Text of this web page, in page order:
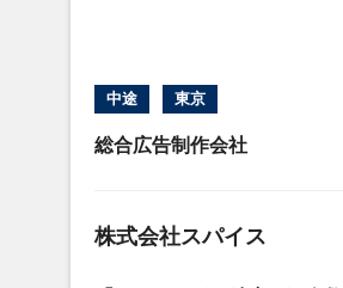
中途 東京
総合広告制作会社
株式会社スパイス